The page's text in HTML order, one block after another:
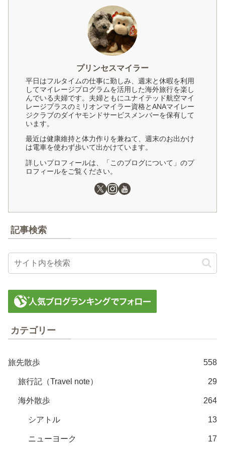
プリンセスマイラー
平日はフルタイムの仕事に勤しみ、週末と休暇を利用
してマイレージプログラムを活用した海外旅行を楽し
んでいる夫婦です。夫婦ともにユナイテッド航空マイ
レージプラスのミリオンマイラー資格とANAマイレー
ジクラブのダイヤモンドサービスメンバーを保有して
います。
最近は健康維持と体力作りを兼ねて、週末のお出かけ
は電車を使わず歩いて出かけています。
詳しいプロフィールは、「このブログについて」のプ
ロフィールをご覧ください。
記事検索
カテゴリー
旅先散歩 558
旅行記（Travel note） 29
海外散歩 264
シアトル 13
ニューヨーク 17